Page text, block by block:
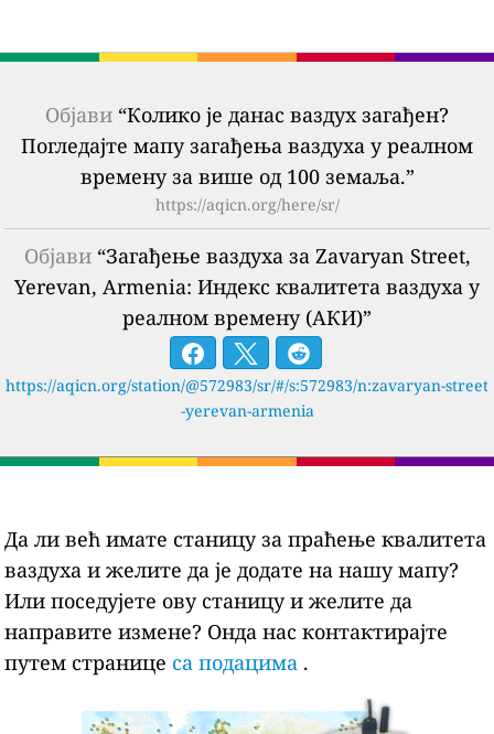
Објави “Колико је данас ваздух загађен?
Погледајте мапу загађења ваздуха у реалном
времену за више од 100 земаља.”
https://aqicn.org/here/sr/
Објави“Загађење ваздуха за Zavaryan Street,
Yerevan, Armenia: Индекс квалитета ваздуха у
реалном времену (АКИ)”
https://aqicn.org/station/@572983/sr/#/s:572983/n:zavaryan-street
-yerevan-armenia
Да ли већ имате станицу за праћење квалитета
ваздуха и желите да је додате на нашу мапу?
Или поседујете ову станицу и желите да
направите измене? Онда нас контактирајте
путем странице са подацима .